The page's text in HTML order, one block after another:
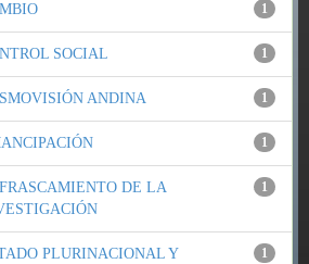
1
1
SOCIAL
1
ANDINA
1
1
DE LA
1
PLURINACIONAL Y